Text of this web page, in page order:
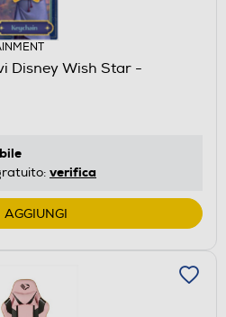
Disney Wish Star -
verifica
AGGIUNGI